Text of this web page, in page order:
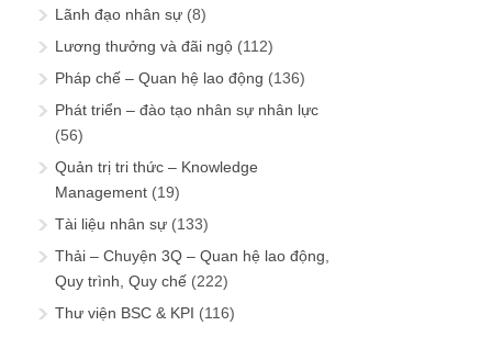
Lãnh đạo nhân sự (8)
Lương thưởng và đãi ngộ (112)
Pháp chế – Quan hệ lao động (136)
Phát triển – đào tạo nhân sự nhân lực
(56)
Quản trị tri thức – Knowledge
Management (19)
Tài liệu nhân sự (133)
Thải – Chuyện 3Q – Quan hệ lao động,
Quy trình, Quy chế (222)
Thư viện BSC & KPI (116)